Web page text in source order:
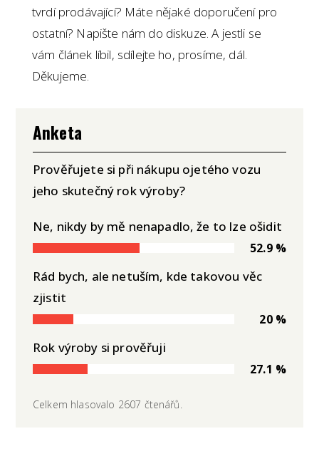
tvrdí prodávající? Máte nějaké doporučení pro
ostatní? Napište nám do diskuze. A jestli se
vám článek líbil, sdílejte ho, prosíme, dál.
Děkujeme.
Anketa
Prověřujete si při nákupu ojetého vozu
jeho skutečný rok výroby?
Ne, nikdy by mě nenapadlo, že to lze ošidit
52.9 %
Rád bych, ale netuším, kde takovou věc
zjistit
20 %
Rok výroby si prověřuji
27.1 %
Celkem hlasovalo 2607 čtenářů.